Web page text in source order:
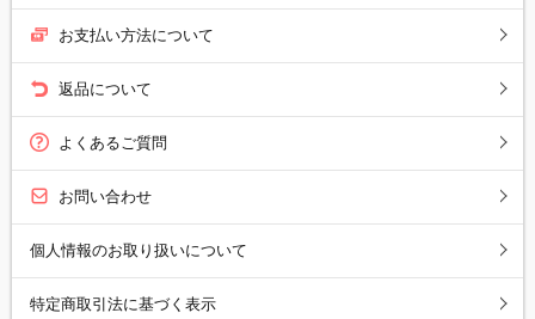
お支払い方法について
返品について
よくあるご質問
お問い合わせ
個人情報のお取り扱いについて
特定商取引法に基づく表示